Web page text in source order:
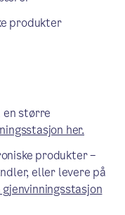
produkter
større
her.
produkter –
eller levere på
gjenvinningsstasjon